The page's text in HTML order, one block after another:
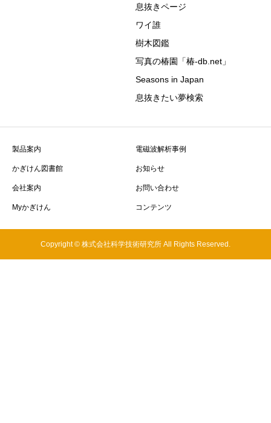
息抜きページ
ワイ誰
樹木図鑑
写真の椿園「椿-db.net」
Seasons in Japan
息抜きたい夢検索
製品案内 電磁波解析事例
かぎけん図書館 お知らせ
会社案内 お問い合わせ
Myかぎけん コンテンツ
Copyright © 株式会社科学技術研究所 All Rights Reserved.